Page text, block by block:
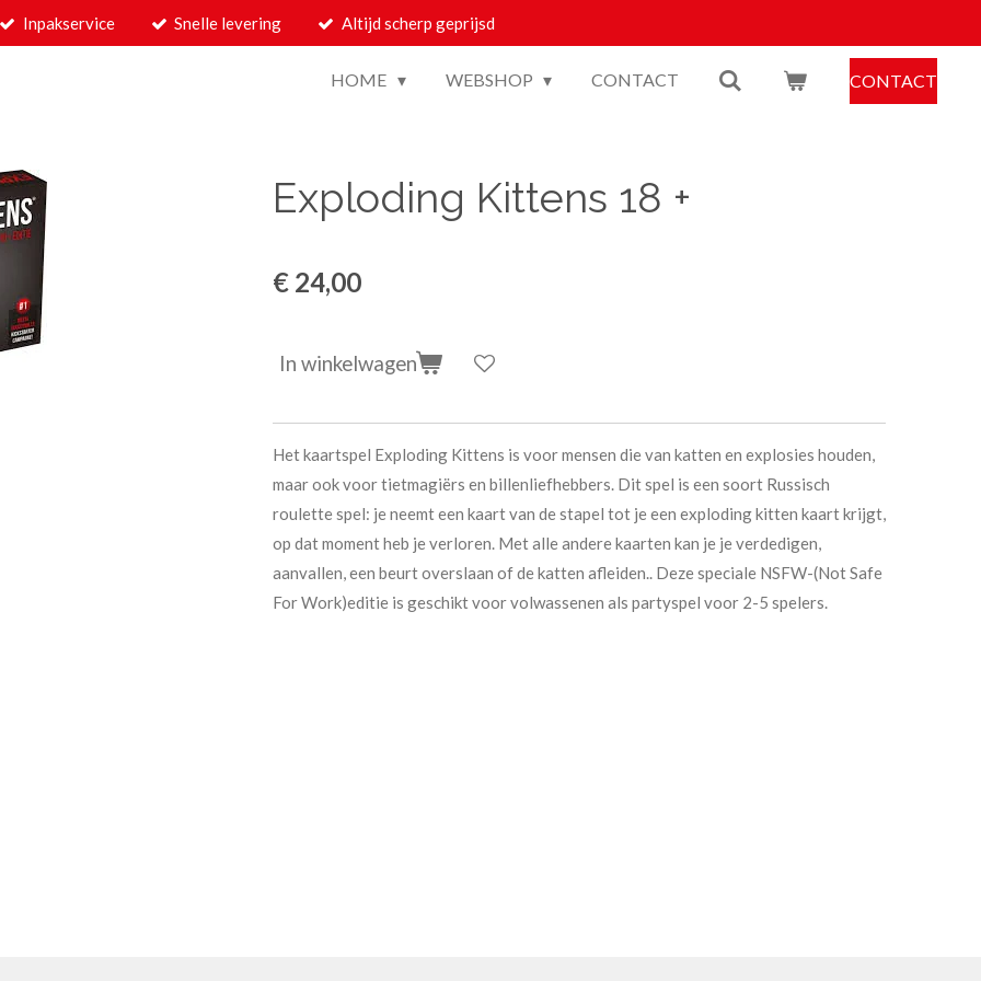
Inpakservice Snelle levering Altijd scherp geprijsd
HOME WEBSHOP CONTACT CONTACT
Exploding Kittens 18 +
€ 24,00
In winkelwagen
Het kaartspel Exploding Kittens is voor mensen die van katten en explosies houden,
maar ook voor tietmagiërs en billenliefhebbers. Dit spel is een soort Russisch
roulette spel: je neemt een kaart van de stapel tot je een exploding kitten kaart krijgt,
op dat moment heb je verloren. Met alle andere kaarten kan je je verdedigen,
aanvallen, een beurt overslaan of de katten afleiden.. Deze speciale NSFW-(Not Safe
For Work)editie is geschikt voor volwassenen als partyspel voor 2-5 spelers.